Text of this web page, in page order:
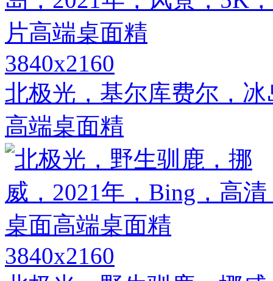
3840x2160
北极光，基尔库费尔，
高端桌面精
3840x2160